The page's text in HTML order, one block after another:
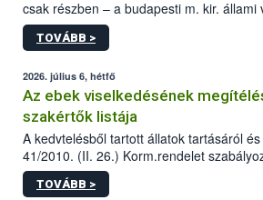
csak részben – a budapesti m. kir. állami
állomás a Kis Rókus utca 15. szám alatti,
tervezett új épületébe.
TOVÁBB >
2026. július 6, hétfő
Az ebek viselkedésének
szakértők listája
A kedvtelésből tartott állatok tartásáról
41/2010. (II. 26.) Korm.rendelet
sérülés, illetve ennek veszélye
hatósági feladatokat, valamint a
TOVÁBB >